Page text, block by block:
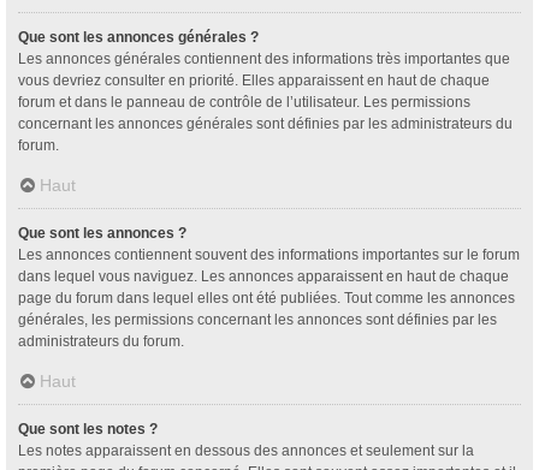
Que sont les annonces générales ?
Les annonces générales contiennent des informations très importantes que
vous devriez consulter en priorité. Elles apparaissent en haut de chaque
forum et dans le panneau de contrôle de l’utilisateur. Les permissions
concernant les annonces générales sont définies par les administrateurs du
forum.
Haut
Que sont les annonces ?
Les annonces contiennent souvent des informations importantes sur le forum
dans lequel vous naviguez. Les annonces apparaissent en haut de chaque
page du forum dans lequel elles ont été publiées. Tout comme les annonces
générales, les permissions concernant les annonces sont définies par les
administrateurs du forum.
Haut
Que sont les notes ?
Les notes apparaissent en dessous des annonces et seulement sur la